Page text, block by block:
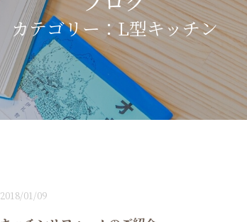
カテゴリー：L型キッチン
2018/01/09